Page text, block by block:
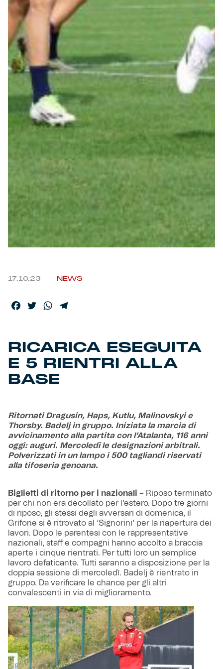
Robe di Kappa x Genoa
Vintage Collection
Red&Blue Voices
Outlet
Caffè Boasi x Genoa
Helan x Genoa
17.10.23 NEWS
Facebook
TwitterWhatsApp
RICARICA ESEGUITA
E 5 RIENTRI ALLA
BASE
Ritornati Dragusin, Haps, Kutlu, Malinovskyi e
Thorsby. Badelj in gruppo. Iniziata la marcia di
avvicinamento alla partita con l’Atalanta, 116 anni
oggi: auguri. Mercoledì le designazioni arbitrali.
Polverizzati in un lampo i 500 tagliandi riservati
alla tifoseria genoana.
Biglietti di ritorno per i nazionali – Riposo terminato
per chi non era decollato per l’estero. Dopo tre giorni
di riposo, gli stessi degli avversari di domenica, il
Grifone si è ritrovato al ‘Signorini’ per la riapertura dei
lavori. Dopo le parentesi con le rappresentative
nazionali, staff e compagni hanno accolto a braccia
aperte i cinque rientrati. Per tutti loro un semplice
lavoro defaticante. Tutti saranno a disposizione per la
doppia sessione di mercoledì. Badelj è rientrato in
gruppo. Da verificare le chance per gli altri
convalescenti in via di miglioramento.